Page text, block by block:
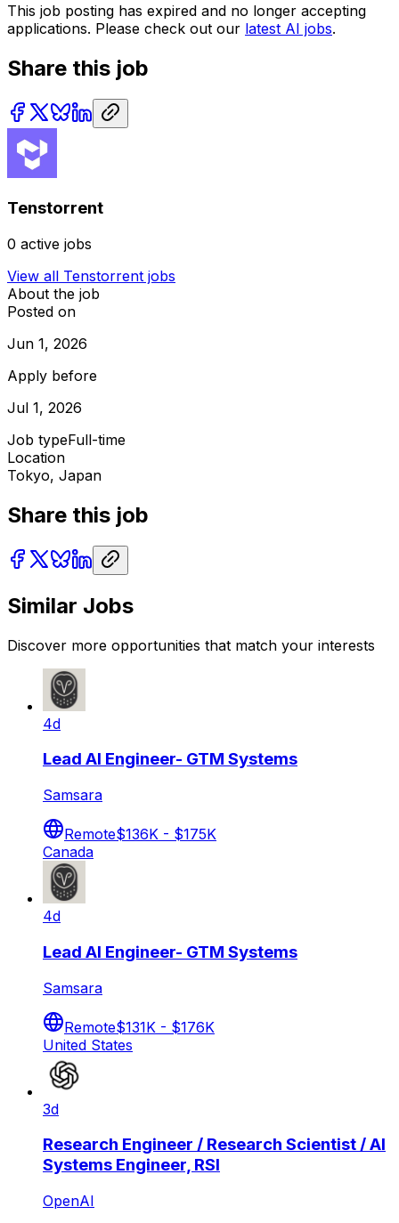
This job posting has expired and no longer accepting
applications. Please check out our latest AI jobs.
Share this job
Tenstorrent
0 active jobs
View all Tenstorrent jobs
About the job
Posted on
Jun 1, 2026
Apply before
Jul 1, 2026
Job typeFull-time
Location
Tokyo, Japan
Share this job
Similar Jobs
Discover more opportunities that match your interests
4d
Lead AI Engineer- GTM Systems
Samsara
Remote$136K - $175K
Canada
4d
Lead AI Engineer- GTM Systems
Samsara
Remote$131K - $176K
United States
3d
Research Engineer / Research Scientist / AI
Systems Engineer, RSI
OpenAI